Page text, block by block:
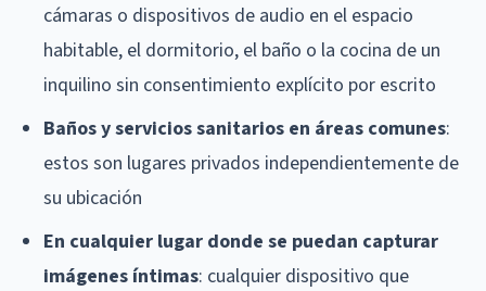
cámaras o dispositivos de audio en el espacio
habitable, el dormitorio, el baño o la cocina de un
inquilino sin consentimiento explícito por escrito
Baños y servicios sanitarios en áreas comunes:
estos son lugares privados independientemente de
su ubicación
En cualquier lugar donde se puedan capturar
imágenes íntimas: cualquier dispositivo que